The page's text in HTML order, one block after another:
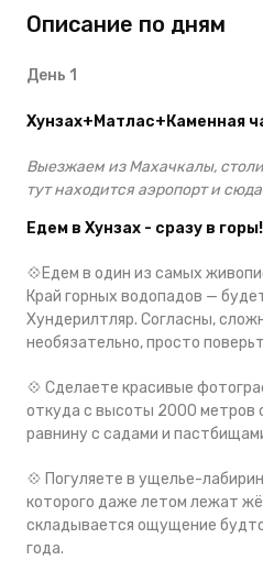
Описание по дням
День 1
Хунзах+Матлас+Каменная
Выезжаем из Махачкалы,
тут находится аэропорт и
Едем в Хунзах - сразу в горы!
💠Едем в один из самых
Край горных водопадов —
Хундерилтляр. Согласны,
необязательно, просто
💠 Сделаете красивые
откуда с высоты 2000 метров
равнину с садами и
💠 Погуляете в ущелье-
которого даже летом лежат
складывается ощущение
года.